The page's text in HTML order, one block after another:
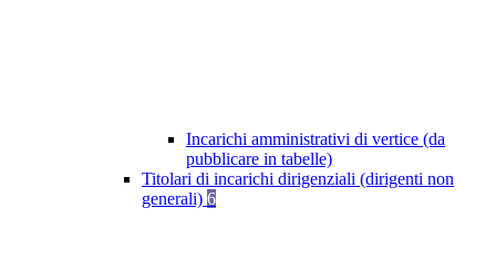
Incarichi amministrativi di vertice (da
pubblicare in tabelle)
Titolari di incarichi dirigenziali (dirigenti non
generali) 6